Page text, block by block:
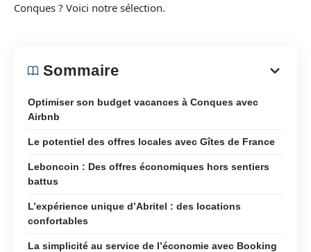
Conques ? Voici notre sélection.
Sommaire
Optimiser son budget vacances à Conques avec
Airbnb
Le potentiel des offres locales avec Gîtes de France
Leboncoin : Des offres économiques hors sentiers
battus
L’expérience unique d’Abritel : des locations
confortables
La simplicité au service de l’économie avec Booking